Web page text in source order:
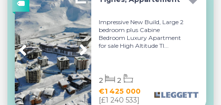
Impressive New Build, Large 2
bedroom plus Cabine
Bedroom Luxury Apartment
for sale High Altitude TI...
€1 425 000
[£1 240 533]
2 2